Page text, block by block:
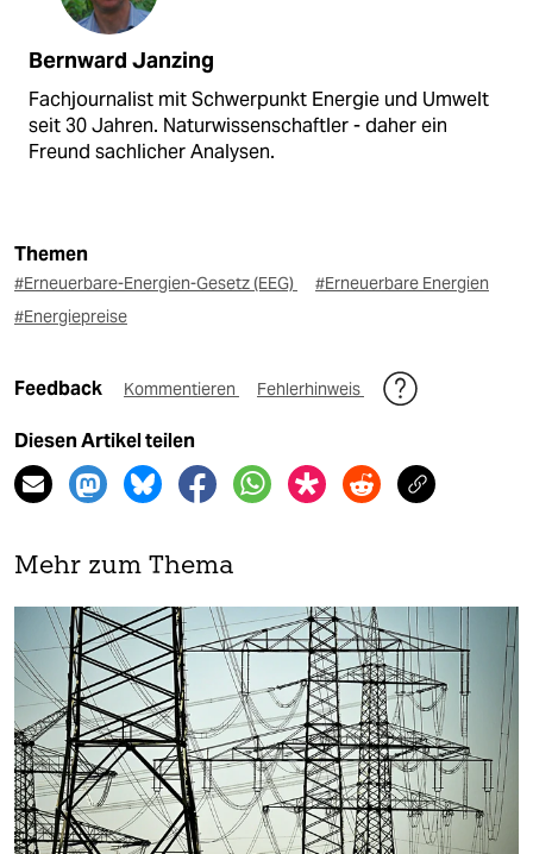
Bernward Janzing
Fachjournalist mit Schwerpunkt Energie und Umwelt
seit 30 Jahren. Naturwissenschaftler - daher ein
Freund sachlicher Analysen.
Themen
#Erneuerbare-Energien-Gesetz (EEG)
#Erneuerbare Energien
#Energiepreise
Feedback Kommentieren Fehlerhinweis
Diesen Artikel teilen
Mehr zum Thema